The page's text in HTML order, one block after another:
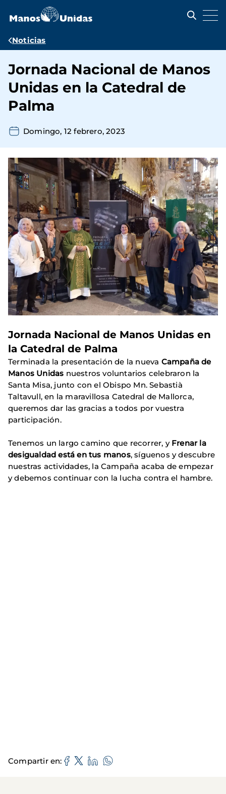
contenido
Ruta
navegación
Noticias
Jornada Nacional de Manos
Unidas en la Catedral de
Palma
Domingo, 12 febrero, 2023
Jornada Nacional de Manos Unidas en
la Catedral de Palma
Terminada la presentación de la nueva Campaña de
Manos Unidas nuestros voluntarios celebraron la
Santa Misa, junto con el Obispo Mn. Sebastià
Taltavull, en la maravillosa Catedral de Mallorca,
queremos dar las gracias a todos por vuestra
participación.
Tenemos un largo camino que recorrer, y Frenar la
desigualdad está en tus manos, síguenos y descubre
nuestras actividades, la Campaña acaba de empezar
y debemos continuar con la lucha contra el hambre.
Compartir en